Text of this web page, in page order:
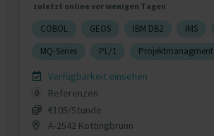
zuletzt online vor wenigen Tagen
COBOL GEOS IBM DB2 IMS
MQ-Series
PL/1 Projektmanagment
Verfügbarkeit einsehen
0
Referenzen
€105/Stunde
A-2542 Kottingbrunn